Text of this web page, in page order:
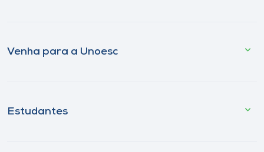
Venha para a Unoesc
Estudantes